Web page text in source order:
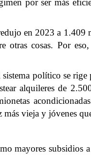
por ser más
en 2023 a 1.409
cosas. Por
político se
alquileres de
vieja y jóvenes
mayores subsidios